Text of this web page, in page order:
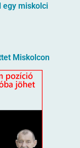
miskolci
Miskolcon